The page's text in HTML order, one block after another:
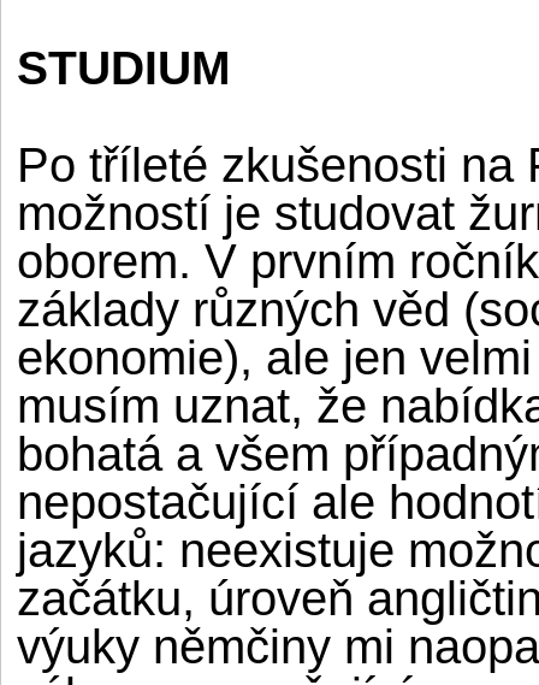
STUDIUM
Po tříleté zkušenosti
možností je studovat
oborem. V prvním
základy různých věd
ekonomie), ale jen
musím uznat, že
bohatá a všem
nepostačující ale
jazyků: neexistuje
začátku, úroveň
výuky němčiny mi